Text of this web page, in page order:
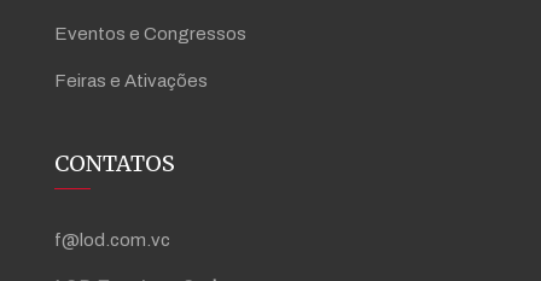
Eventos e Congressos
Feiras e Ativações
CONTATOS
f@lod.com.vc